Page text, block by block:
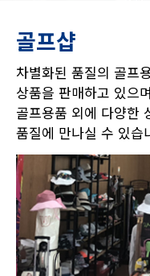
골프샵
차별화된 품질의 골프
상품을 판매하고 있으
골프용품 외에 다양한
품질에 만나실 수 있습